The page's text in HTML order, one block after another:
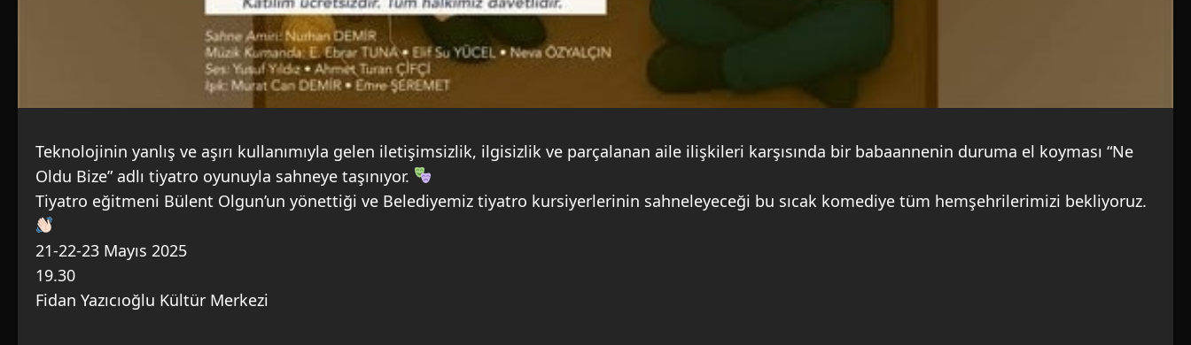
Teknolojinin yanlış ve aşırı kullanımıyla gelen iletişimsizlik, ilgisizlik ve parçalanan aile ilişkileri karşısında bir babaannenin duruma el koyması “Ne
Oldu Bize” adlı tiyatro oyunuyla sahneye taşınıyor.
Tiyatro eğitmeni Bülent Olgun’un yönettiği ve Belediyemiz tiyatro kursiyerlerinin sahneleyeceği bu sıcak komediye tüm hemşehrilerimizi bekliyoruz.
21-22-23 Mayıs 2025
19.30
Fidan Yazıcıoğlu Kültür Merkezi